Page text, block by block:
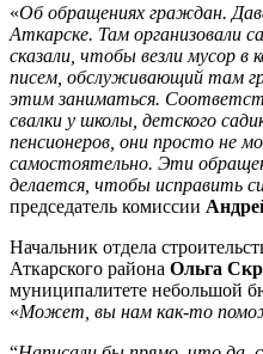
«Об обращениях граждан.
Аткарске. Там организовали
сказали, чтобы везли мусор в
писем, обслуживающий там
этим заниматься.
свалки у школы, детского
пенсионеров, они просто не
самостоятельно. Эти
делается, чтобы исправить
председатель комиссии
Начальник отдела
Аткарского района Ольга
муниципалитете небольшой
«Может, вы нам как-то